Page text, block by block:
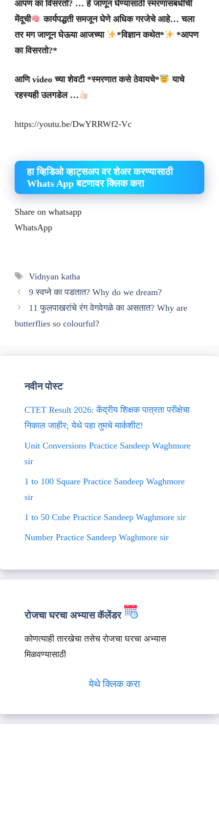
आपण का विसरतो? …हे जाणून घेण्यासाठी स्मरणासंबधीची
मेंदूची
कार्यपद्धती समजून घेणे अधिक गरजेचे आहे…चला
तर मग जाणून घेऊया आजच्या *विज्ञान कथेत* *आपण
का विसरतो?*
आणिvideoच्या शेवटी*स्मरणात कसे ठेवायचे*
याचे
रहस्यही उलगडेल…
https://youtu.be/DwYRRWf2-Vc
हा व्हिडिओ व्हाट्सअप वर शेअर करण्यासाठी
Whats App बटणावर क्लिक करा
Share on whatsapp
WhatsApp
Tags
Vidnyan katha
9 स्वप्ने का पडतात? Why do we dream?
11 फुलपाखरांचे रंग वेगवेगळे का असतात? Why are
butterflies so colourful?
नवीन पोस्ट
CTET Result 2026: केंद्रीय शिक्षक पात्रता परीक्षेचा
निकाल जाहीर; येथे पहा तुमचे मार्कशीट!
Unit Conversions Practice Sandeep Waghmore
sir
1 to 100 Square Practice Sandeep Waghmore
sir
1 to 50 Cube Practice Sandeep Waghmore sir
Number Practice Sandeep Waghmore sir
रोजचा घरचा अभ्यास कॅलेंडर
कोणत्याही तारखेचा तसेच रोजचा घरचा अभ्यास
मिळवण्यासाठी
येथे क्लिक करा